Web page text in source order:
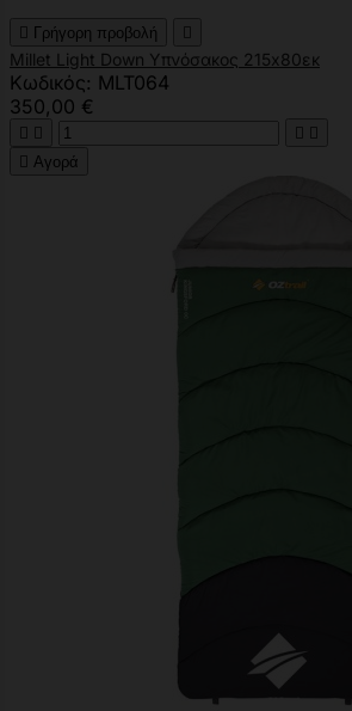
 Γρήγορη προβολή 
Millet Light Down Υπνόσακος 215x80εκ
Κωδικός: MLT064
350,00 €
   
 Αγορά